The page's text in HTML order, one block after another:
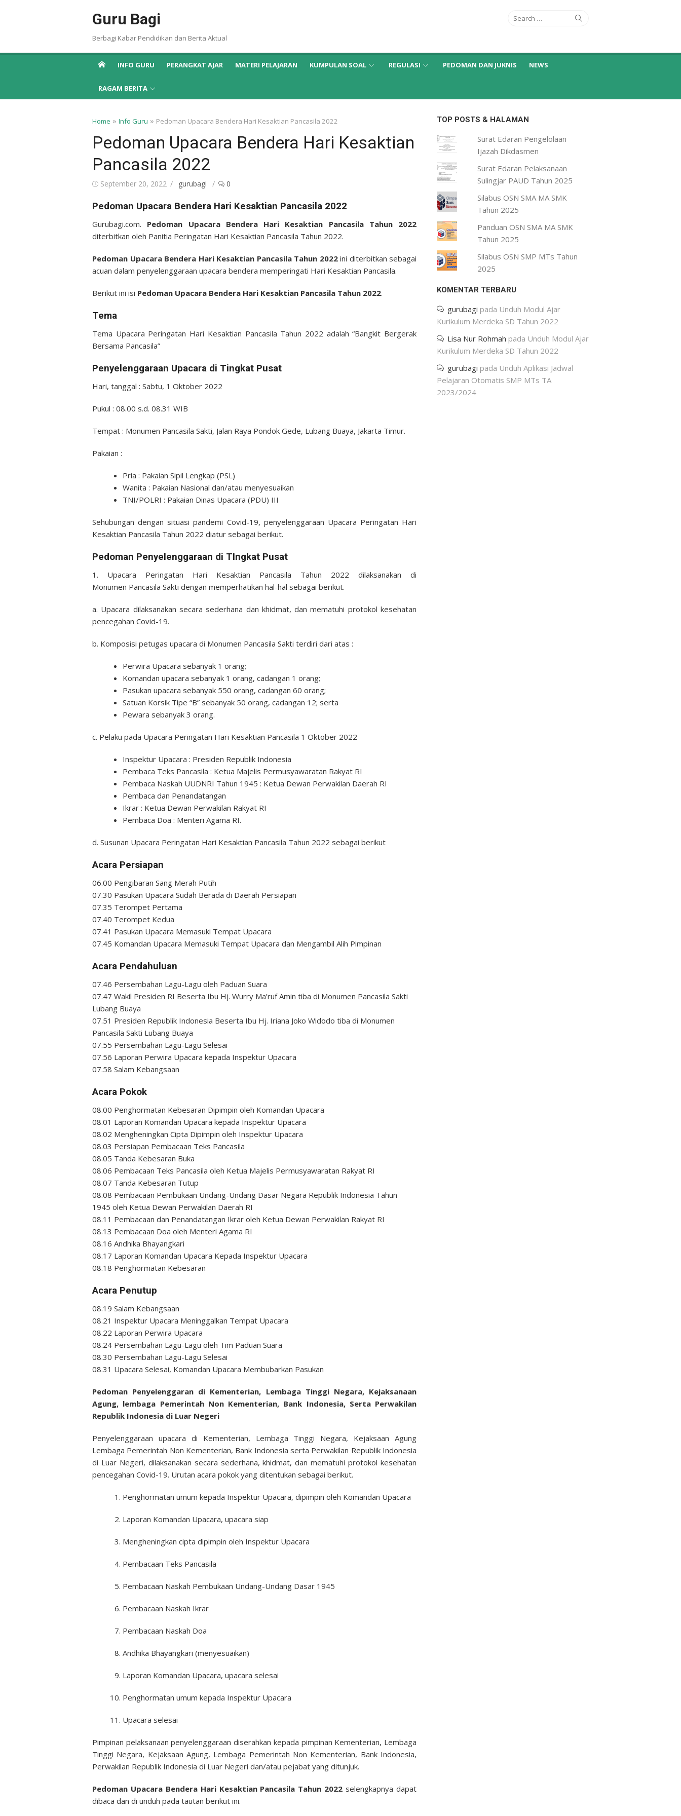
Guru Bagi
Berbagi Kabar Pendidikan dan Berita Aktual
Search
INFO GURU PERANGKAT AJAR MATERI PELAJARAN KUMPULAN SOAL REGULASI PEDOMAN DAN JUKNIS NEWS
RAGAM BERITA
Home » Info Guru » Pedoman Upacara Bendera Hari Kesaktian Pancasila 2022
Pedoman Upacara Bendera Hari Kesaktian
Pancasila 2022
Posted
September 20, 2022 Author
gurubagi 0
Pedoman Upacara Bendera Hari Kesaktian Pancasila 2022
Gurubagi.com. Pedoman Upacara Bendera Hari Kesaktian Pancasila Tahun 2022
diterbitkan oleh Panitia Peringatan Hari Kesaktian Pancasila Tahun 2022.
Pedoman Upacara Bendera Hari Kesaktian Pancasila Tahun 2022ini diterbitkan sebagai
acuan dalam penyelenggaraan upacara bendera memperingati Hari Kesaktian Pancasila.
Berikut ini isi Pedoman Upacara Bendera Hari Kesaktian Pancasila Tahun 2022.
Tema
Tema Upacara Peringatan Hari Kesaktian Pancasila Tahun 2022 adalah “Bangkit Bergerak
Bersama Pancasila”
Penyelenggaraan Upacara di Tingkat Pusat
Hari, tanggal : Sabtu, 1 Oktober 2022
Pukul : 08.00 s.d. 08.31 WIB
Tempat : Monumen Pancasila Sakti, Jalan Raya Pondok Gede, Lubang Buaya, Jakarta Timur.
Pakaian :
Pria : Pakaian Sipil Lengkap (PSL)
Wanita : Pakaian Nasional dan/atau menyesuaikan
TNI/POLRI : Pakaian Dinas Upacara (PDU) III
Sehubungan dengan situasi pandemi Covid-19, penyelenggaraan Upacara Peringatan Hari
Kesaktian Pancasila Tahun 2022 diatur sebagai berikut.
Pedoman Penyelenggaraan di TIngkat Pusat
1. Upacara Peringatan Hari Kesaktian Pancasila Tahun 2022 dilaksanakan di
Monumen Pancasila Sakti dengan memperhatikan hal-hal sebagai berikut.
a. Upacara dilaksanakan secara sederhana dan khidmat, dan mematuhi protokol kesehatan
pencegahan Covid-19.
b. Komposisi petugas upacara di Monumen Pancasila Sakti terdiri dari atas :
Perwira Upacara sebanyak 1 orang;
Komandan upacara sebanyak 1 orang, cadangan 1 orang;
Pasukan upacara sebanyak 550 orang, cadangan 60 orang;
Satuan Korsik Tipe “B” sebanyak 50 orang, cadangan 12; serta
Pewara sebanyak 3 orang.
c. Pelaku pada Upacara Peringatan Hari Kesaktian Pancasila 1 Oktober 2022
Inspektur Upacara : Presiden Republik Indonesia
Pembaca Teks Pancasila : Ketua Majelis Permusyawaratan Rakyat RI
Pembaca Naskah UUDNRI Tahun 1945 : Ketua Dewan Perwakilan Daerah RI
Pembaca dan Penandatangan
Ikrar : Ketua Dewan Perwakilan Rakyat RI
Pembaca Doa : Menteri Agama RI.
d. Susunan Upacara Peringatan Hari Kesaktian Pancasila Tahun 2022 sebagai berikut
Acara Persiapan
06.00 Pengibaran Sang Merah Putih
07.30 Pasukan Upacara Sudah Berada di Daerah Persiapan
07.35 Terompet Pertama
07.40 Terompet Kedua
07.41 Pasukan Upacara Memasuki Tempat Upacara
07.45 Komandan Upacara Memasuki Tempat Upacara dan Mengambil Alih Pimpinan
Acara Pendahuluan
07.46 Persembahan Lagu-Lagu oleh Paduan Suara
07.47 Wakil Presiden RI Beserta Ibu Hj. Wurry Ma’ruf Amin tiba di Monumen Pancasila Sakti
Lubang Buaya
07.51 Presiden Republik Indonesia Beserta Ibu Hj. Iriana Joko Widodo tiba di Monumen
Pancasila Sakti Lubang Buaya
07.55 Persembahan Lagu-Lagu Selesai
07.56 Laporan Perwira Upacara kepada Inspektur Upacara
07.58 Salam Kebangsaan
Acara Pokok
08.00 Penghormatan Kebesaran Dipimpin oleh Komandan Upacara
08.01 Laporan Komandan Upacara kepada Inspektur Upacara
08.02 Mengheningkan Cipta Dipimpin oleh Inspektur Upacara
08.03 Persiapan Pembacaan Teks Pancasila
08.05 Tanda Kebesaran Buka
08.06 Pembacaan Teks Pancasila oleh Ketua Majelis Permusyawaratan Rakyat RI
08.07 Tanda Kebesaran Tutup
08.08 Pembacaan Pembukaan Undang-Undang Dasar Negara Republik Indonesia Tahun
1945 oleh Ketua Dewan Perwakilan Daerah RI
08.11 Pembacaan dan Penandatangan Ikrar oleh Ketua Dewan Perwakilan Rakyat RI
08.13 Pembacaan Doa oleh Menteri Agama RI
08.16 Andhika Bhayangkari
08.17 Laporan Komandan Upacara Kepada Inspektur Upacara
08.18 Penghormatan Kebesaran
Acara Penutup
08.19 Salam Kebangsaan
08.21 Inspektur Upacara Meninggalkan Tempat Upacara
08.22 Laporan Perwira Upacara
08.24 Persembahan Lagu-Lagu oleh Tim Paduan Suara
08.30 Persembahan Lagu-Lagu Selesai
08.31 Upacara Selesai, Komandan Upacara Membubarkan Pasukan
Pedoman Penyelenggaran di Kementerian, Lembaga Tinggi Negara, Kejaksanaan
Agung, lembaga Pemerintah Non Kementerian, Bank Indonesia, Serta Perwakilan
Republik Indonesia di Luar Negeri
Penyelenggaraan upacara di Kementerian, Lembaga Tinggi Negara, Kejaksaan Agung
Lembaga Pemerintah Non Kementerian, Bank Indonesia serta Perwakilan Republik Indonesia
di Luar Negeri, dilaksanakan secara sederhana, khidmat, dan mematuhi protokol kesehatan
pencegahan Covid-19. Urutan acara pokok yang ditentukan sebagai berikut.
Penghormatan umum kepada Inspektur Upacara, dipimpin oleh Komandan Upacara
Laporan Komandan Upacara, upacara siap
Mengheningkan cipta dipimpin oleh Inspektur Upacara
Pembacaan Teks Pancasila
Pembacaan Naskah Pembukaan Undang-Undang Dasar 1945
Pembacaan Naskah Ikrar
Pembacaan Naskah Doa
Andhika Bhayangkari (menyesuaikan)
Laporan Komandan Upacara, upacara selesai
Penghormatan umum kepada Inspektur Upacara
Upacara selesai
Pimpinan pelaksanaan penyelenggaraan diserahkan kepada pimpinan Kementerian, Lembaga
Tinggi Negara, Kejaksaan Agung, Lembaga Pemerintah Non Kementerian, Bank Indonesia,
Perwakilan Republik Indonesia di Luar Negeri dan/atau pejabat yang ditunjuk.
Pedoman Upacara Bendera Hari Kesaktian Pancasila Tahun 2022selengkapnya dapat
dibaca dan di unduh pada tautan berikut ini.
TOP POSTS & HALAMAN
Surat Edaran Pengelolaan
Ijazah Dikdasmen
Surat Edaran Pelaksanaan
Sulingjar PAUD Tahun 2025
Silabus OSN SMA MA SMK
Tahun 2025
Panduan OSN SMA MA SMK
Tahun 2025
Silabus OSN SMP MTs Tahun
2025
KOMENTAR TERBARU
gurubagi pada Unduh Modul Ajar
Kurikulum Merdeka SD Tahun 2022
Lisa Nur Rohmah pada Unduh Modul Ajar
Kurikulum Merdeka SD Tahun 2022
gurubagi pada Unduh Aplikasi Jadwal
Pelajaran Otomatis SMP MTs TA
2023/2024